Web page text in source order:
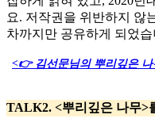
요. 저작권을 위반하지 않
차까지만 공유하게 되었습
<👉 김선문님의 뿌리깊은
TALK2. <뿌리깊은 나무>